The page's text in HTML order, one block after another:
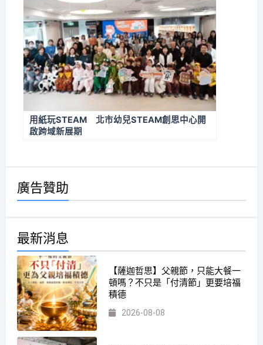
用紙玩STEAM 北市幼兒STEAM創思中心開
啟跨域新展期
廣告贊助
最新消息
【薩迦哲思】父親節，只能大餐一
頓嗎？不只是「付清節」更要培福
積德
2026-08-08